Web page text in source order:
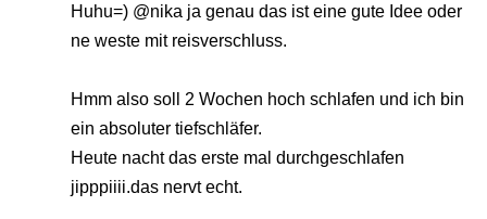
Huhu=) @nika ja genau das ist eine gute Idee oder
ne weste mit reisverschluss.
Hmm also soll 2 Wochen hoch schlafen und ich bin
ein absoluter tiefschläfer.
Heute nacht das erste mal durchgeschlafen
jipppiiii.das nervt echt.